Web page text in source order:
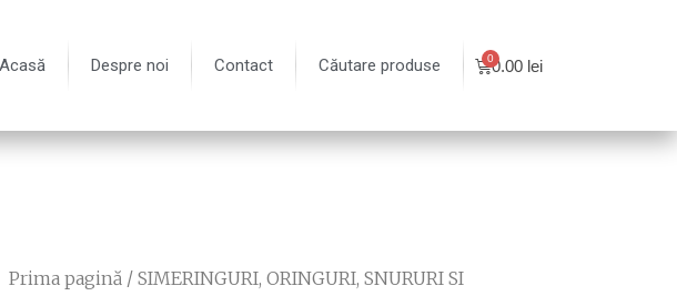
Acasă Despre noi Contact Căutare produse 0.00 lei
Prima pagină / SIMERINGURI, ORINGURI, SNURURI SI